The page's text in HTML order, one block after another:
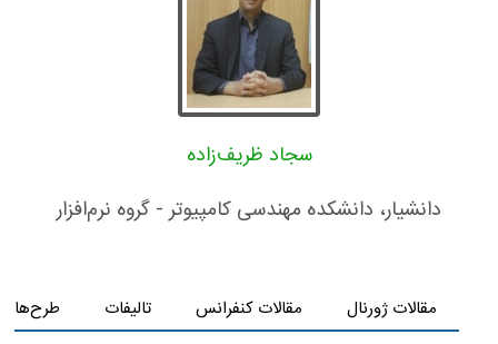
سجاد ظریف‌زاده
دانشیار، دانشکده مهندسی کامپیوتر - گروه نرم‌افزار
مقالات ژورنال مقالات کنفرانس تالیفات